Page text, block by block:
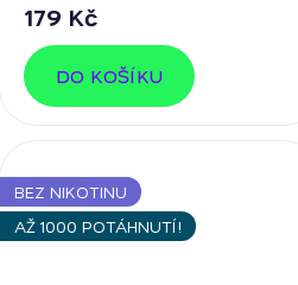
179 Kč
DO KOŠÍKU
BEZ NIKOTINU
AŽ 1000 POTÁHNUTÍ!